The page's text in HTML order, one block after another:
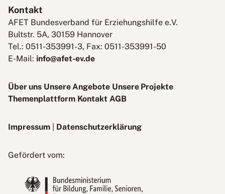
Kontakt
AFET Bundesverband für Erziehungshilfe e.V.
Bultstr. 5A, 30159 Hannover
Tel.: 0511-353991-3, Fax: 0511-353991-50
E-Mail: info@afet-ev.de
Über uns Unsere Angebote Unsere Projekte
Themenplattform Kontakt AGB
Impressum Datenschutzerklärung
Gefördert vom:
Bildung,
Familie,